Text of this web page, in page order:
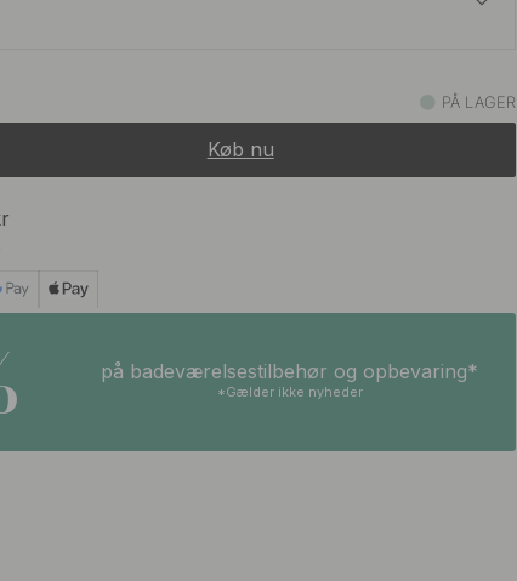
55 kr
På lager
PÅ LAGER
Køb nu
på badeværelsestilbehør og opbevaring*
*Gælder ikke nyheder